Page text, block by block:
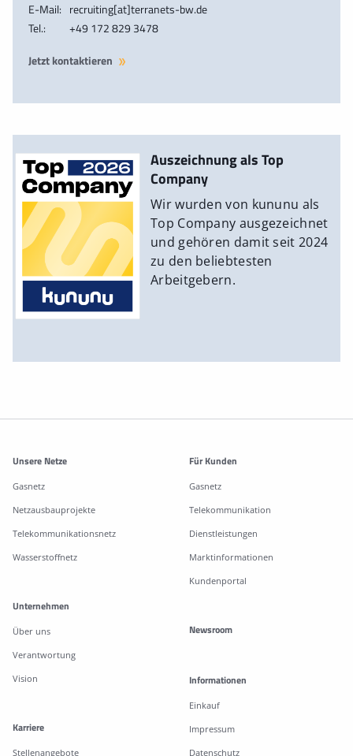
E-Mail: recruiting[at]terranets-bw.de
Tel.:
+49 172 829 3478
Jetzt kontaktieren
Auszeichnung als Top
Company
Wir wurden von kununu als
Top Company ausgezeichnet
und gehören damit seit 2024
zu den beliebtesten
Arbeitgebern.
Weitere Informationen
Unsere Netze
Gasnetz
Netzausbauprojekte
Telekommunikationsnetz
Wasserstoffnetz
Für Kunden
Gasnetz
Telekommunikation
Dienstleistungen
Marktinformationen
Kundenportal
Unternehmen
Über uns
Verantwortung
Vision
Karriere
Stellenangebote
Newsroom
Informationen
Einkauf
Impressum
Datenschutz